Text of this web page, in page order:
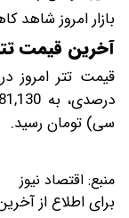
بازار امروز
آخرین قیمت
سی) تومان رسید.
منبع: اقتصاد نیوز
برای اطلاع از